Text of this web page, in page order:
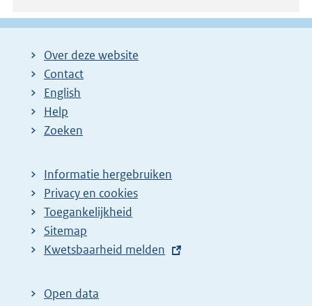
Over deze website
Contact
English
Help
Zoeken
Informatie hergebruiken
Privacy en cookies
Toegankelijkheid
Sitemap
E
t
Kwetsbaarheid melden
Open data